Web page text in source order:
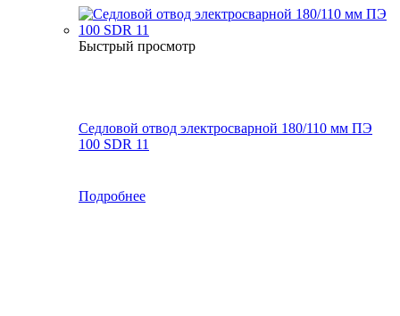
Быстрый просмотр
Седловой отвод электросварной 180/110 мм ПЭ
100 SDR 11
Подробнее